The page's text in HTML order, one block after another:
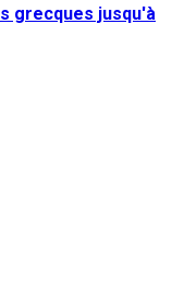
grecques jusqu'à